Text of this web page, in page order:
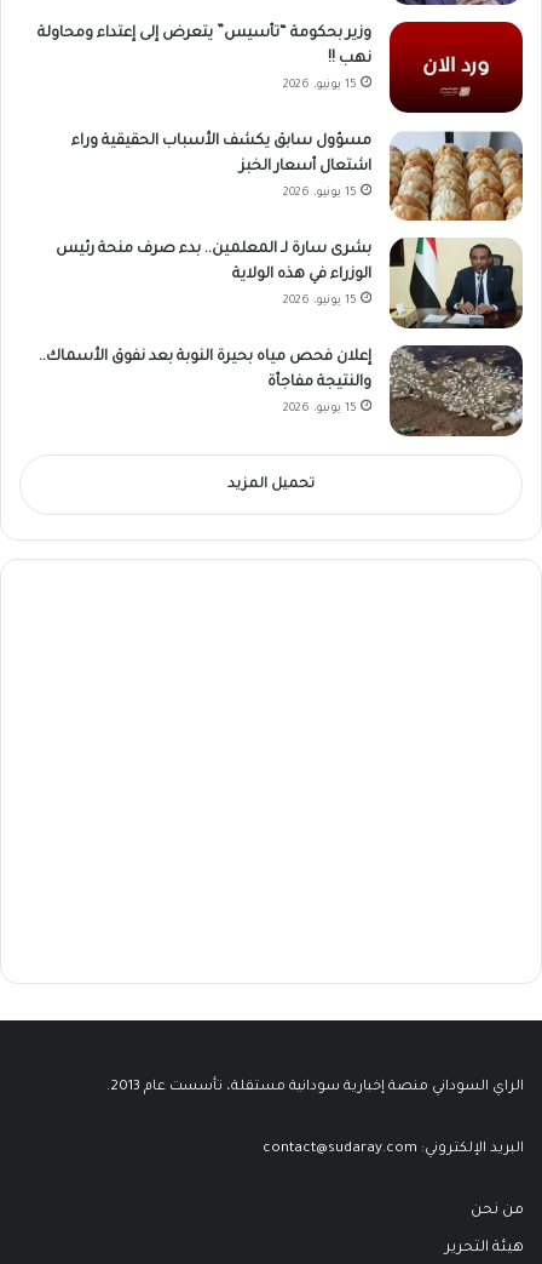
وزير بحكومة “تأسيس” يتعرض إلى إعتداء ومحاولة
نهب !!
15 يونيو، 2026
مسؤول سابق يكشف الأسباب الحقيقية وراء
اشتعال أسعار الخبز
15 يونيو، 2026
بشرى سارة لـ المعلمين.. بدء صرف منحة رئيس
الوزراء في هذه الولاية
15 يونيو، 2026
إعلان فحص مياه بحيرة النوبة بعد نفوق الأسماك..
والنتيجة مفاجأة
15 يونيو، 2026
تحميل المزيد
الراي السوداني منصة إخبارية سودانية مستقلة، تأسست عام 2013.
البريد الإلكتروني: contact@sudaray.com
من نحن
هيئة التحرير